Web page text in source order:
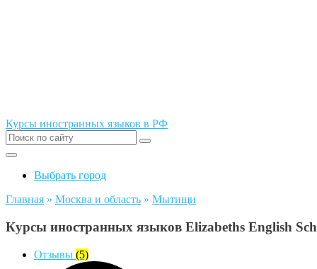
Курсы иностранных языков в РФ
Выбрать город
Главная » Москва и область » Мытищи
Курсы иностранных языков Elizabeths English
Отзывы (5)